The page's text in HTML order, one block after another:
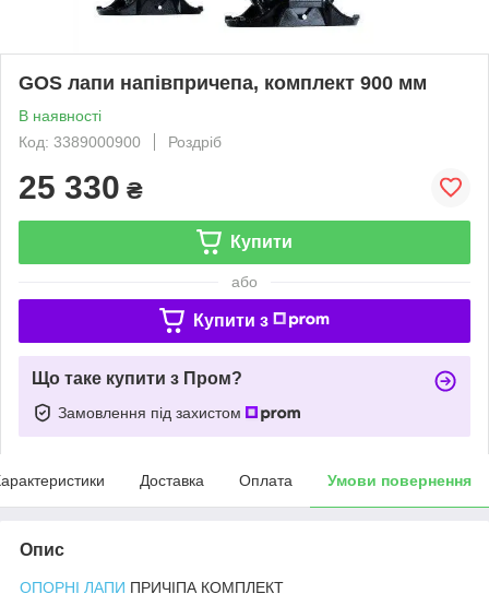
GOS лапи напівпричепа, комплект 900 мм
В наявності
Код: 3389000900
Роздріб
25 330 ₴
Купити
або
Купити з
Що таке купити з Пром?
Замовлення під захистом
Доставка Оплата Умови повернення
Опис
ОПОРНІ ЛАПИ ПРИЧІПА КОМПЛЕКТ